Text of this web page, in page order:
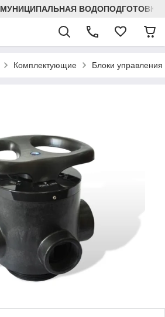
ВОДОПОДГОТОВКА
Комплектующие Блоки управления